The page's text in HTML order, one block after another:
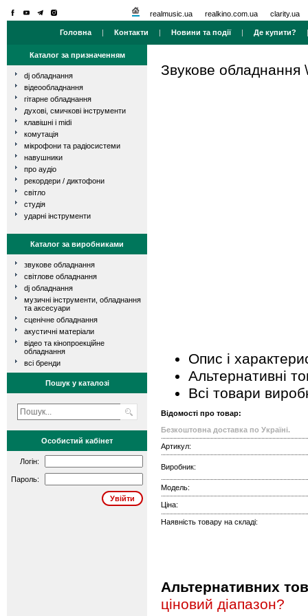
realmusic.ua realkino.com.ua clarity.ua
Головна | Контакти | Новини та події| Де купити?
Каталог за призначенням
dj обладнання
відеообладнання
гітарне обладнання
духові, смичкові інструменти
клавішні і midi
комутація
мікрофони та радіосистеми
навушники
про аудіо
рекордери / диктофони
світло
студія
ударні інструменти
Каталог за виробниками
звукове обладнання
світлове обладнання
dj обладнання
музичні інструменти, обладнання
та аксесуари
сценічне обладнання
акустичні матеріали
відео та кінопроекційне
обладнання
всі бренди
Пошук у каталозі
Особистий кабінет
Логін:
Пароль:
Звукове обладнання
Опис і
Альтернативні
Всі товари
Відомості про товар:
Безкоштовна доставка по Україні.
Артикул:
Виробник:
Модель:
Ціна:
Наявність товару на складі:
Альтернативних
ціновий діапазон?